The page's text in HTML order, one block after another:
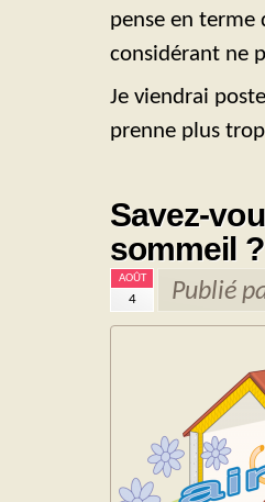
pense en terme
considérant ne
Je viendrai
prenne plus
Savez-
sommeil ?
AOÛT
4 Publié